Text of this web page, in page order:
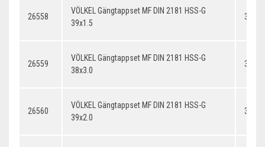
26558
VÖLKEL Gängtappset MF DIN 2181 HSS-G
39x1.5
26559
VÖLKEL Gängtappset MF DIN 2181 HSS-G
38x3.0
26560
VÖLKEL Gängtappset MF DIN 2181 HSS-G
39x2.0